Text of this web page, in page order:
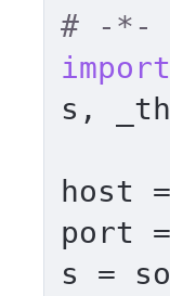
# -*-
import
s,
host
port
s =